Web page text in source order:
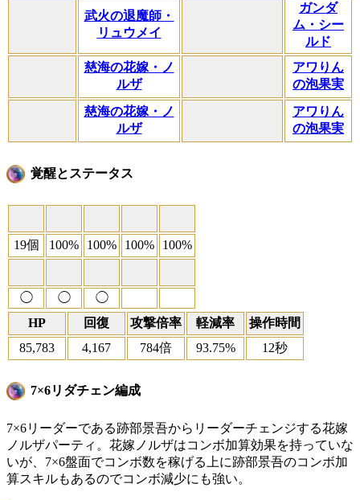
武火の退魔師・
リュウメイ
ガンダ
ム・シー
ルド
慈海の花嫁・ノ
ルザ
アワりん
の泡果実
慈海の花嫁・ノ
ルザ
アワりん
の泡果実
覚醒とステータス
19個 100% 100% 100% 100%
◯ ◯
◯
HP
回復 攻撃倍率 軽減率
操作時間
85,783
4,167 784倍 93.75% 12秒
7×6リダチェン編成
7×6リーダーである跡部景吾からリーダーチェンジする花嫁
ノルザパーティ。花嫁ノルザはコンボ加算効果を持っていな
いが、7×6盤面でコンボ数を稼げる上に跡部景吾のコンボ加
算スキルもあるのでコンボ減少にも強い。